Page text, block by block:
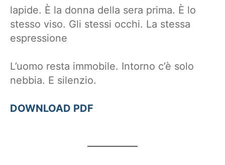
lapide. È la donna della sera prima. È lo
stesso viso. Gli stessi occhi. La stessa
espressione
L’uomo resta immobile. Intorno c’è solo
nebbia. E silenzio.
DOWNLOAD PDF